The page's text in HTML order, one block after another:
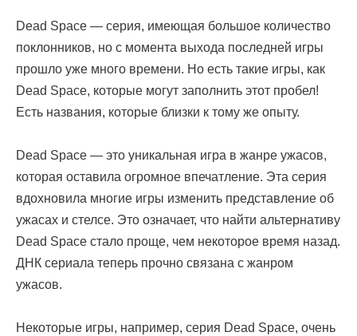
Dead Space — серия, имеющая большое количество
поклонников, но с момента выхода последней игры
прошло уже много времени. Но есть такие игры, как
Dead Space, которые могут заполнить этот пробел!
Есть названия, которые близки к тому же опыту.
Dead Space — это уникальная игра в жанре ужасов,
которая оставила огромное впечатление. Эта серия
вдохновила многие игры изменить представление об
ужасах и стелсе. Это означает, что найти альтернативу
Dead Space стало проще, чем некоторое время назад.
ДНК сериала теперь прочно связана с жанром
ужасов.
Некоторые игры, например, серия Dead Space, очень